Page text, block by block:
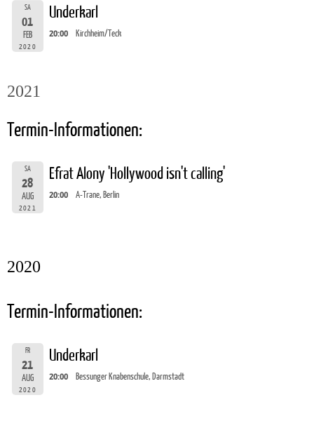
SA
01
FEB
2020
Underkarl
20:00 Kirchheim/Teck
2021
Termin-Informationen:
SA
28
AUG
2021
Efrat Alony 'Hollywood isn't calling'
20:00 A-Trane, Berlin
2020
Termin-Informationen:
FR
21
AUG
2020
Underkarl
20:00 Bessunger Knabenschule, Darmstadt